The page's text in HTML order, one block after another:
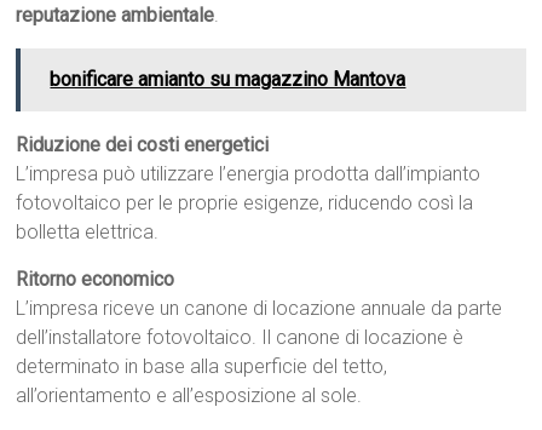
reputazione ambientale.
bonificare amianto su magazzino Mantova
Riduzione dei costi energetici
L’impresa può utilizzare l’energia prodotta dall’impianto
fotovoltaico per le proprie esigenze, riducendo così la
bolletta elettrica.
Ritorno economico
L’impresa riceve un canone di locazione annuale da parte
dell’installatore fotovoltaico. Il canone di locazione è
determinato in base alla superficie del tetto,
all’orientamento e all’esposizione al sole.